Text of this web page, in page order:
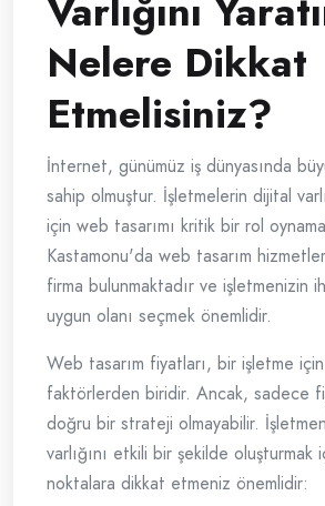
Varlığını
Nelere Dikkat
Etmelisiniz?
İnternet, günümüz iş dünyasında
sahip olmuştur. İşletmelerin dijital
için web tasarımı kritik bir rol
Kastamonu'da web tasarım
firma bulunmaktadır ve işletmenizin
uygun olanı seçmek önemlidir.
Web tasarım fiyatları, bir işletme
faktörlerden biridir. Ancak, sadece
doğru bir strateji olmayabilir.
varlığını etkili bir şekilde oluşturmak
noktalara dikkat etmeniz önemlidir: